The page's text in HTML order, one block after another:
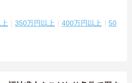
350万円以上 400万円以上
50